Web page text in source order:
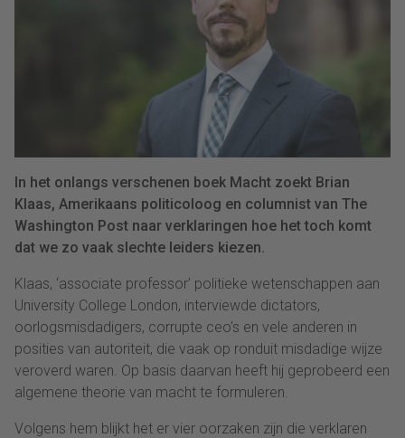
In het onlangs verschenen boek Macht zoekt Brian
Klaas, Amerikaans politicoloog en columnist van The
Washington Post naar verklaringen hoe het toch komt
dat we zo vaak slechte leiders kiezen.
Klaas, ‘associate professor’ politieke wetenschappen aan
University College London, interviewde dictators,
oorlogsmisdadigers, corrupte ceo’s en vele anderen in
posities van autoriteit, die vaak op ronduit misdadige wijze
veroverd waren. Op basis daarvan heeft hij geprobeerd een
algemene theorie van macht te formuleren.
Volgens hem blijkt het er vier oorzaken zijn die verklaren